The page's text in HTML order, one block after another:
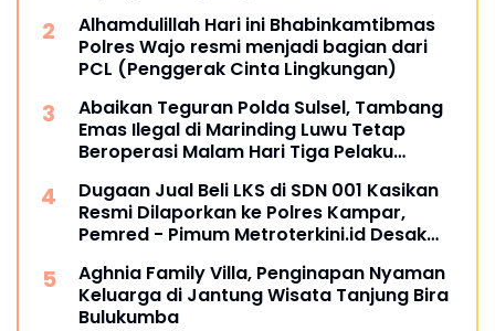
Alhamdulillah Hari ini Bhabinkamtibmas
Polres Wajo resmi menjadi bagian dari
PCL (Penggerak Cinta Lingkungan)
Abaikan Teguran Polda Sulsel, Tambang
Emas Ilegal di Marinding Luwu Tetap
Beroperasi Malam Hari Tiga Pelaku
Dugaan Jual Beli LKS di SDN 001 Kasikan
Resmi Dilaporkan ke Polres Kampar,
Pemred - Pimum Metroterkini.id Desak
Aghnia Family Villa, Penginapan Nyaman
Keluarga di Jantung Wisata Tanjung Bira
Bulukumba